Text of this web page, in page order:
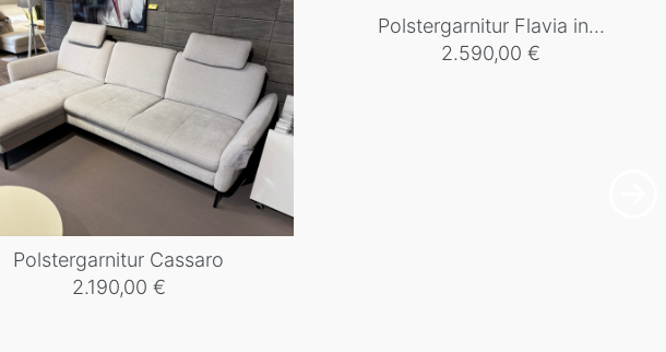
Polstergarnitur Cassaro
2.190,00 €
Polstergarnitur Flavia in...
2.590,00 €